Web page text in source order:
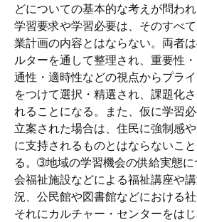
どについての基本的な考えが問わ
学習要求や学習必要は、そのすべ
業計画の内容とはならない。両者
ルターを通して整理され、重要性
通性・適時性などの視点からプライ
をつけて選択・精選され、課題化
れることになる。また、仮に学習
立案された場合は、住民に強制感
に支持されるものとはならないこ
る。➂地域の学習機会の供給実態
会福祉施設などによる福祉講座や
況、公民館や図書館などにおける社
それにカルチャー・センターをは